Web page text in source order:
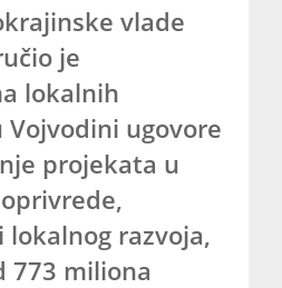
vlade
je
lokalnih
ugovore
projekata u
razvoja,
773 miliona